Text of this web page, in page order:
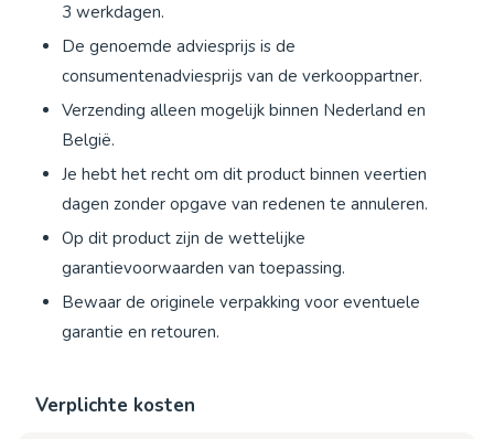
3 werkdagen.
De genoemde adviesprijs is de
consumentenadviesprijs van de verkooppartner.
Verzending alleen mogelijk binnen Nederland en
België.
Je hebt het recht om dit product binnen veertien
dagen zonder opgave van redenen te annuleren.
Op dit product zijn de wettelijke
garantievoorwaarden van toepassing.
Bewaar de originele verpakking voor eventuele
garantie en retouren.
Verplichte kosten